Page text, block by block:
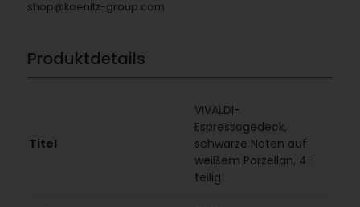
shop@koenitz-group.com
Produktdetails
Titel
VIVALDI-
Espressogedeck,
schwarze Noten auf
weißem Porzellan, 4-
teilig